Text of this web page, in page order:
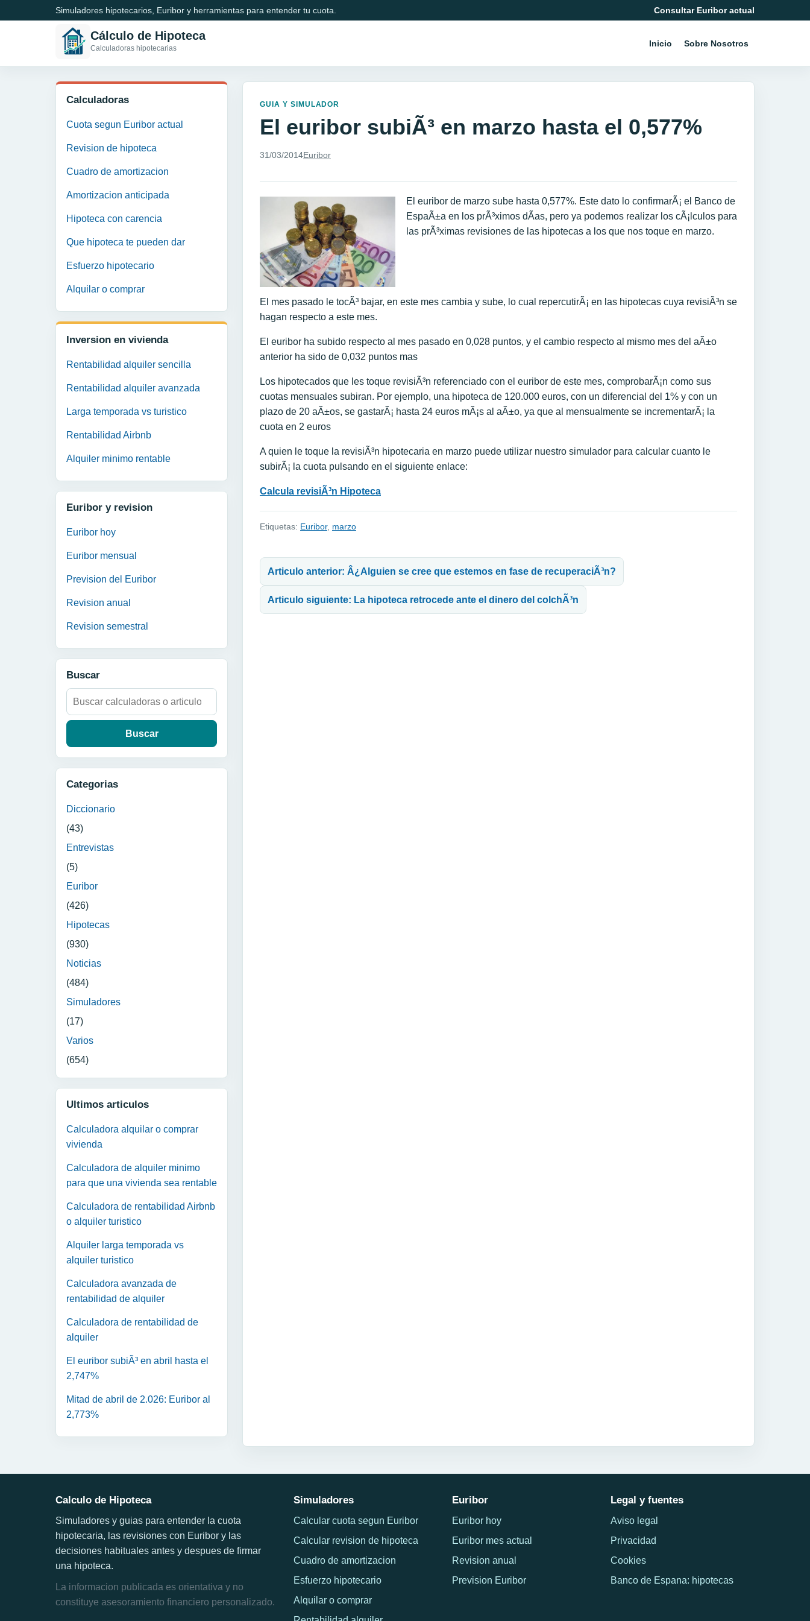
Simuladores hipotecarios, Euribor y herramientas para entender tu cuota. Consultar Euribor actual
Cálculo de Hipoteca
Calculadoras hipotecarias Inicio Sobre Nosotros
Calculadoras
Cuota segun Euribor actual
Revision de hipoteca
Cuadro de amortizacion
Amortizacion anticipada
Hipoteca con carencia
Que hipoteca te pueden dar
Esfuerzo hipotecario
Alquilar o comprar
Inversion en vivienda
Rentabilidad alquiler sencilla
Rentabilidad alquiler avanzada
Larga temporada vs turistico
Rentabilidad Airbnb
Alquiler minimo rentable
Euribor y revision
Euribor hoy
Euribor mensual
Prevision del Euribor
Revision anual
Revision semestral
Buscar
Buscar:
Categorias
Diccionario
(43)
Entrevistas
(5)
Euribor
(426)
Hipotecas
(930)
Noticias
(484)
Simuladores
(17)
Varios
(654)
Ultimos articulos
Calculadora alquilar o comprar
vivienda
Calculadora de alquiler minimo
para que una vivienda sea rentable
Calculadora de rentabilidad Airbnb
o alquiler turistico
Alquiler larga temporada vs
alquiler turistico
Calculadora avanzada de
rentabilidad de alquiler
Calculadora de rentabilidad de
alquiler
El euribor subiÃ³ en abril hasta el
2,747%
Mitad de abril de 2.026: Euribor al
2,773%
GUIA Y SIMULADOR
El euribor subiÃ³ en marzo hasta el 0,577%
31/03/2014Euribor
El euribor de marzo sube hasta 0,577%. Este dato lo confirmarÃ¡ el Banco de
EspaÃ±a en los prÃ³ximos dÃ­as, pero ya podemos realizar los cÃ¡lculos para
las prÃ³ximas revisiones de las hipotecas a los que nos toque en marzo.
El mes pasado le tocÃ³ bajar, en este mes cambia y sube, lo cual repercutirÃ¡ en las hipotecas cuya revisiÃ³n se
hagan respecto a este mes.
El euribor ha subido respecto al mes pasado en 0,028 puntos, y el cambio respecto al mismo mes del aÃ±o
anterior ha sido de 0,032 puntos mas
Los hipotecados que les toque revisiÃ³n referenciado con el euribor de este mes, comprobarÃ¡n como sus
cuotas mensuales subiran. Por ejemplo, una hipoteca de 120.000 euros, con un diferencial del 1% y con un
plazo de 20 aÃ±os, se gastarÃ¡ hasta 24 euros mÃ¡s al aÃ±o, ya que al mensualmente se incrementarÃ¡ la
cuota en 2 euros
A quien le toque la revisiÃ³n hipotecaria en marzo puede utilizar nuestro simulador para calcular cuanto le
subirÃ¡ la cuota pulsando en el siguiente enlace:
Calcula revisiÃ³n Hipoteca
Etiquetas: Euribor, marzo
Navegación de entradas
Articulo anterior: Â¿Alguien se cree que estemos en fase de recuperaciÃ³n?
Articulo siguiente: La hipoteca retrocede ante el dinero del colchÃ³n
Calculo de Hipoteca
Simuladores y guias para entender la cuota
hipotecaria, las revisiones con Euribor y las
decisiones habituales antes y despues de firmar
una hipoteca.
La informacion publicada es orientativa y no
constituye asesoramiento financiero personalizado.
Simuladores
Calcular cuota segun Euribor
Calcular revision de hipoteca
Cuadro de amortizacion
Esfuerzo hipotecario
Alquilar o comprar
Euribor
Euribor hoy
Euribor mes actual
Revision anual
Prevision Euribor
Legal y fuentes
Aviso legal
Privacidad
Cookies
Banco de Espana: hipotecas